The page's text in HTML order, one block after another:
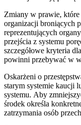
Zmiany w prawie, które
organizacji broniących
reprezentujących
przejścia z systemu
szczegółowe kryteria
powinni przebywać w
Oskarżeni o
starym systemie kaucji
systemu. Aby
środek określa
zatrzymania osób